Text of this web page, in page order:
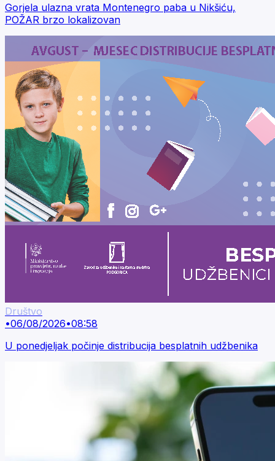
Gorjela ulazna vrata Montenegro paba u Nikšiću,
POŽAR brzo lokalizovan
Društvo
•06/08/2026•08:58
U ponedjeljak počinje distribucija besplatnih udžbenika